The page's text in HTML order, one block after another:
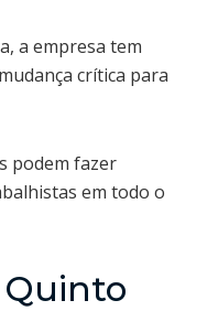
a empresa tem
crítica para
podem fazer
em todo o